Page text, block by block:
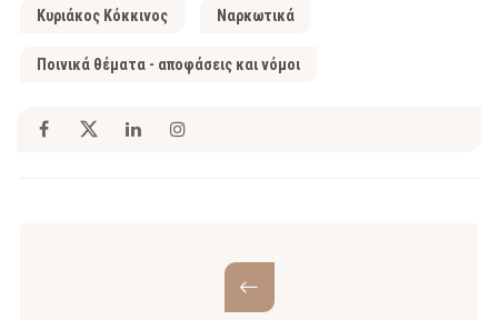
Κυριάκος Κόκκινος Ναρκωτικά
Ποινικά θέματα - αποφάσεις και νόμοι